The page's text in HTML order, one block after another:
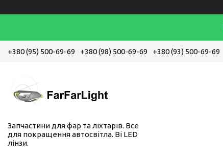
+380 (95) 500-69-69 +380 (98) 500-69-69 +380 (93) 500-69-69
Запчастини для фар та ліхтарів. Все
для покращення автосвітла. Bi LED
лінзи.